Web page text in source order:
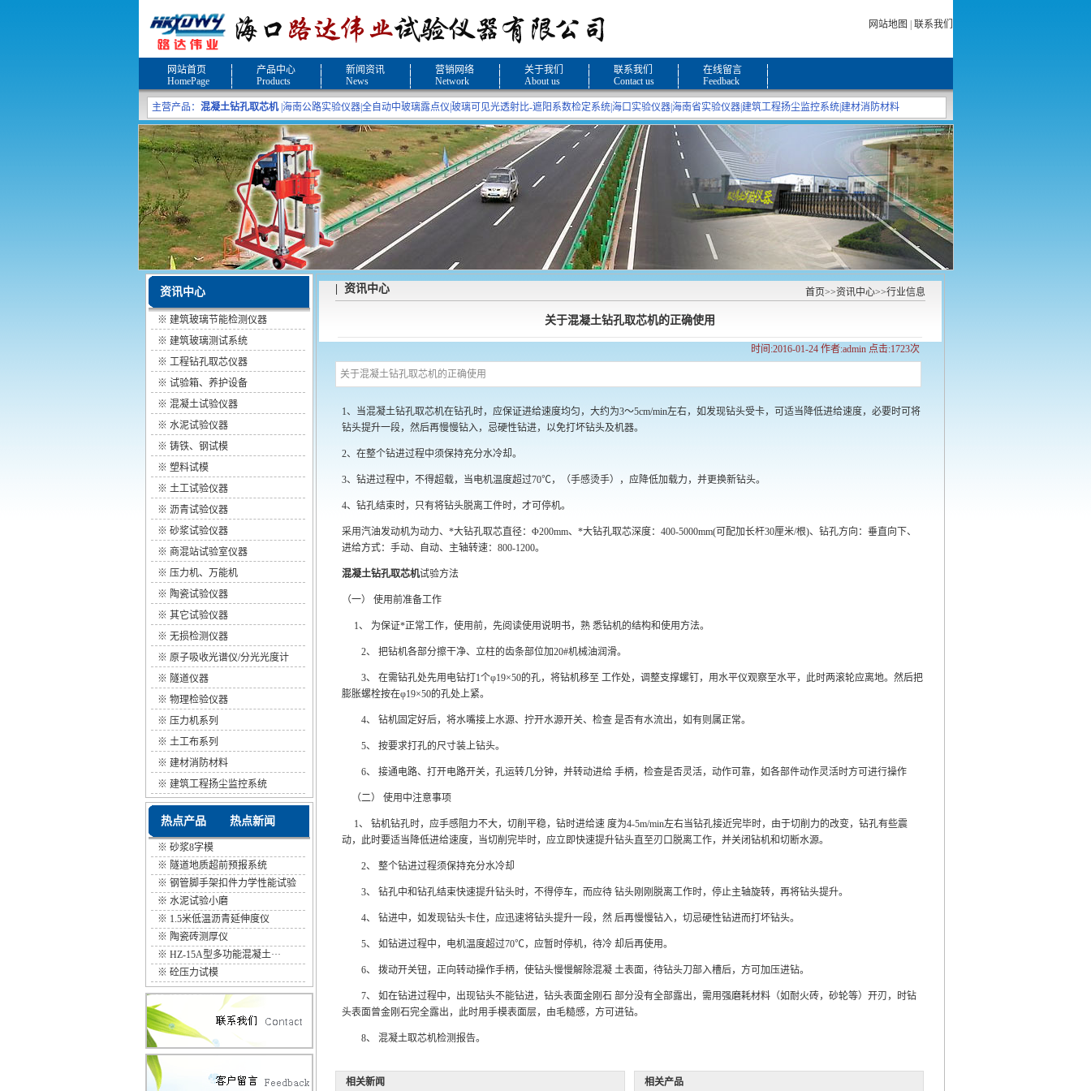
网站地图 联系我们
网站首页
HomePage
产品中心
Products
新闻资讯
News
营销网络
Network
关于我们
About us
联系我们
Contact us
在线留言
Feedback
主营产品： 混凝土钻孔取芯机| 海南公路实验仪器|全自动中玻璃露点仪 玻璃可见光透射比-遮阳系数检定系统|海口实验仪器|海南省实验仪器| 建筑工程扬尘监控系统| 建材消防材料
资讯中心
※ 建筑玻璃节能检测仪器
※ 建筑玻璃测试系统
※ 工程钻孔取芯仪器
※ 试验箱、养护设备
※ 混凝土试验仪器
※ 水泥试验仪器
※ 铸铁、钢试模
※ 塑料试模
※ 土工试验仪器
※ 沥青试验仪器
※ 砂浆试验仪器
※ 商混站试验室仪器
※ 压力机、万能机
※ 陶瓷试验仪器
※ 其它试验仪器
※ 无损检测仪器
※ 原子吸收光谱仪/分光光度计
※ 隧道仪器
※ 物理检验仪器
※ 压力机系列
※ 土工布系列
※ 建材消防材料
※ 建筑工程扬尘监控系统
热点产品 热点新闻
※ 砂浆8字模
※ 隧道地质超前预报系统
※ 钢管脚手架扣件力学性能试验
···
※ 水泥试验小磨
※ 1.5米低温沥青延伸度仪
※ 陶瓷砖测厚仪
※ HZ-15A型多功能混凝土···
※ 砼压力试模
| 资讯中心 首页>>资讯中心>>行业信息
关于混凝土钻孔取芯机的正确使用
时间:2016-01-24 作者:admin 点击:1723次
关于混凝土钻孔取芯机的正确使用
1、当混凝土钻孔取芯机在钻孔时，应保证进给速度均匀，大约为3～5cm/min左右，如发现钻头受卡，可适当降低进给速度，必要时可将
钻头提升一段，然后再慢慢钻入，忌硬性钻进，以免打坏钻头及机器。
2、在整个钻进过程中须保持充分水冷却。
3、钻进过程中，不得超载，当电机温度超过70℃，（手感烫手），应降低加载力，并更换新钻头。
4、钻孔结束时，只有将钻头脱离工件时，才可停机。
采用汽油发动机为动力、*大钻孔取芯直径：Φ200mm、*大钻孔取芯深度：400-5000mm(可配加长杆30厘米/根)、钻孔方向：垂直向下、
进给方式：手动、自动、主轴转速：800-1200。
混凝土钻孔取芯机试验方法
（一） 使用前准备工作
1、 为保证*正常工作，使用前，先阅读使用说明书，熟 悉钻机的结构和使用方法。
2、 把钻机各部分擦干净、立柱的齿条部位加20#机械油润滑。
3、 在需钻孔处先用电钻打1个φ19×50的孔，将钻机移至 工作处，调整支撑螺钉，用水平仪观察至水平，此时两滚轮应离地。然后把
膨胀螺栓按在φ19×50的孔处上紧。
4、 钻机固定好后，将水嘴接上水源、拧开水源开关、检查 是否有水流出，如有则属正常。
5、 按要求打孔的尺寸装上钻头。
6、 接通电路、打开电路开关，孔运转几分钟，并转动进给 手柄，检查是否灵活，动作可靠，如各部件动作灵活时方可进行操作
（二） 使用中注意事项
1、 钻机钻孔时，应手感阻力不大，切削平稳，钻时进给速 度为4-5m/min左右当钻孔接近完毕时，由于切削力的改变，钻孔有些震
动，此时要适当降低进给速度，当切削完毕时，应立即快速提升钻头直至刃口脱离工作，并关闭钻机和切断水源。
2、 整个钻进过程须保持充分水冷却
3、 钻孔中和钻孔结束快速提升钻头时，不得停车，而应待 钻头刚刚脱离工作时，停止主轴旋转，再将钻头提升。
4、 钻进中，如发现钻头卡住，应迅速将钻头提升一段，然 后再慢慢钻入，切忌硬性钻进而打坏钻头。
5、 如钻进过程中，电机温度超过70℃，应暂时停机，待冷 却后再使用。
6、 拨动开关钮，正向转动操作手柄，使钻头慢慢解除混凝 土表面，待钻头刀部入槽后，方可加压进钻。
7、 如在钻进过程中，出现钻头不能钻进，钻头表面金刚石 部分没有全部露出，需用强磨耗材料（如耐火砖，砂轮等）开刃，时钻
头表面曾金刚石完全露出，此时用手模表面层，由毛糙感，方可进钻。
8、 混凝土取芯机检测报告。
相关新闻 相关产品